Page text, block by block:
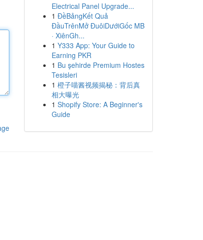
Electrical Panel Upgrade...
1 ĐềBảngKết Quả
ĐầuTrênMở ĐuôiDướiGốc MB
· XiênGh...
1 Y333 App: Your Guide to
Earning PKR
1 Bu şehirde Premium Hostes
Tesisleri
1 橙子喵酱视频揭秘：背后真
相大曝光
1 Shopify Store: A Beginner's
Guide